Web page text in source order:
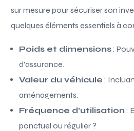
sur mesure pour sécuriser son
quelques éléments essentiels à
Poids et dimensions:
d’assurance.
Valeur du véhicule :
aménagements.
Fréquence d’utilisation :
ponctuel ou régulier ?